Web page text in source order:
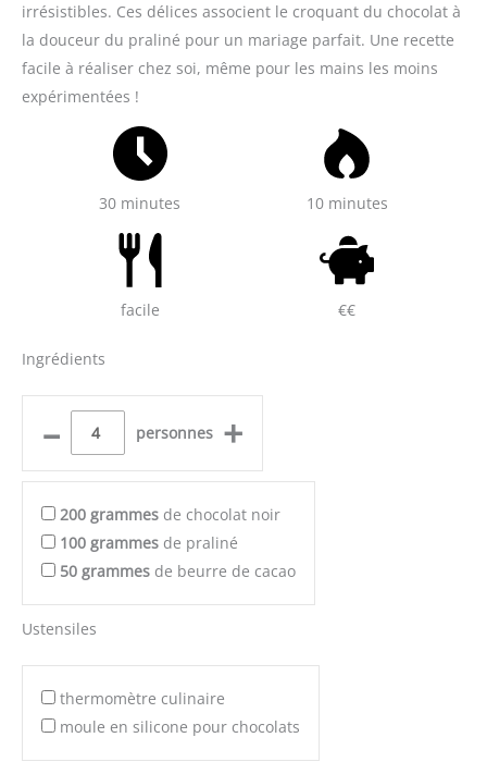
irrésistibles. Ces délices associent le croquant du chocolat à
la douceur du praliné pour un mariage parfait. Une recette
facile à réaliser chez soi, même pour les mains les moins
expérimentées !
30 minutes 10 minutes
facile €€
Ingrédients
– personnes +
200 grammes de chocolat noir
100 grammes de praliné
50 grammes de beurre de cacao
Ustensiles
thermomètre culinaire
moule en silicone pour chocolats